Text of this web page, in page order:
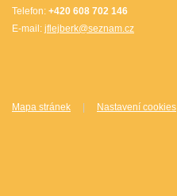
Telefon: +420 608 702 146
E-mail: jflejberk@seznam.cz
Mapa stránek | Nastavení cookies